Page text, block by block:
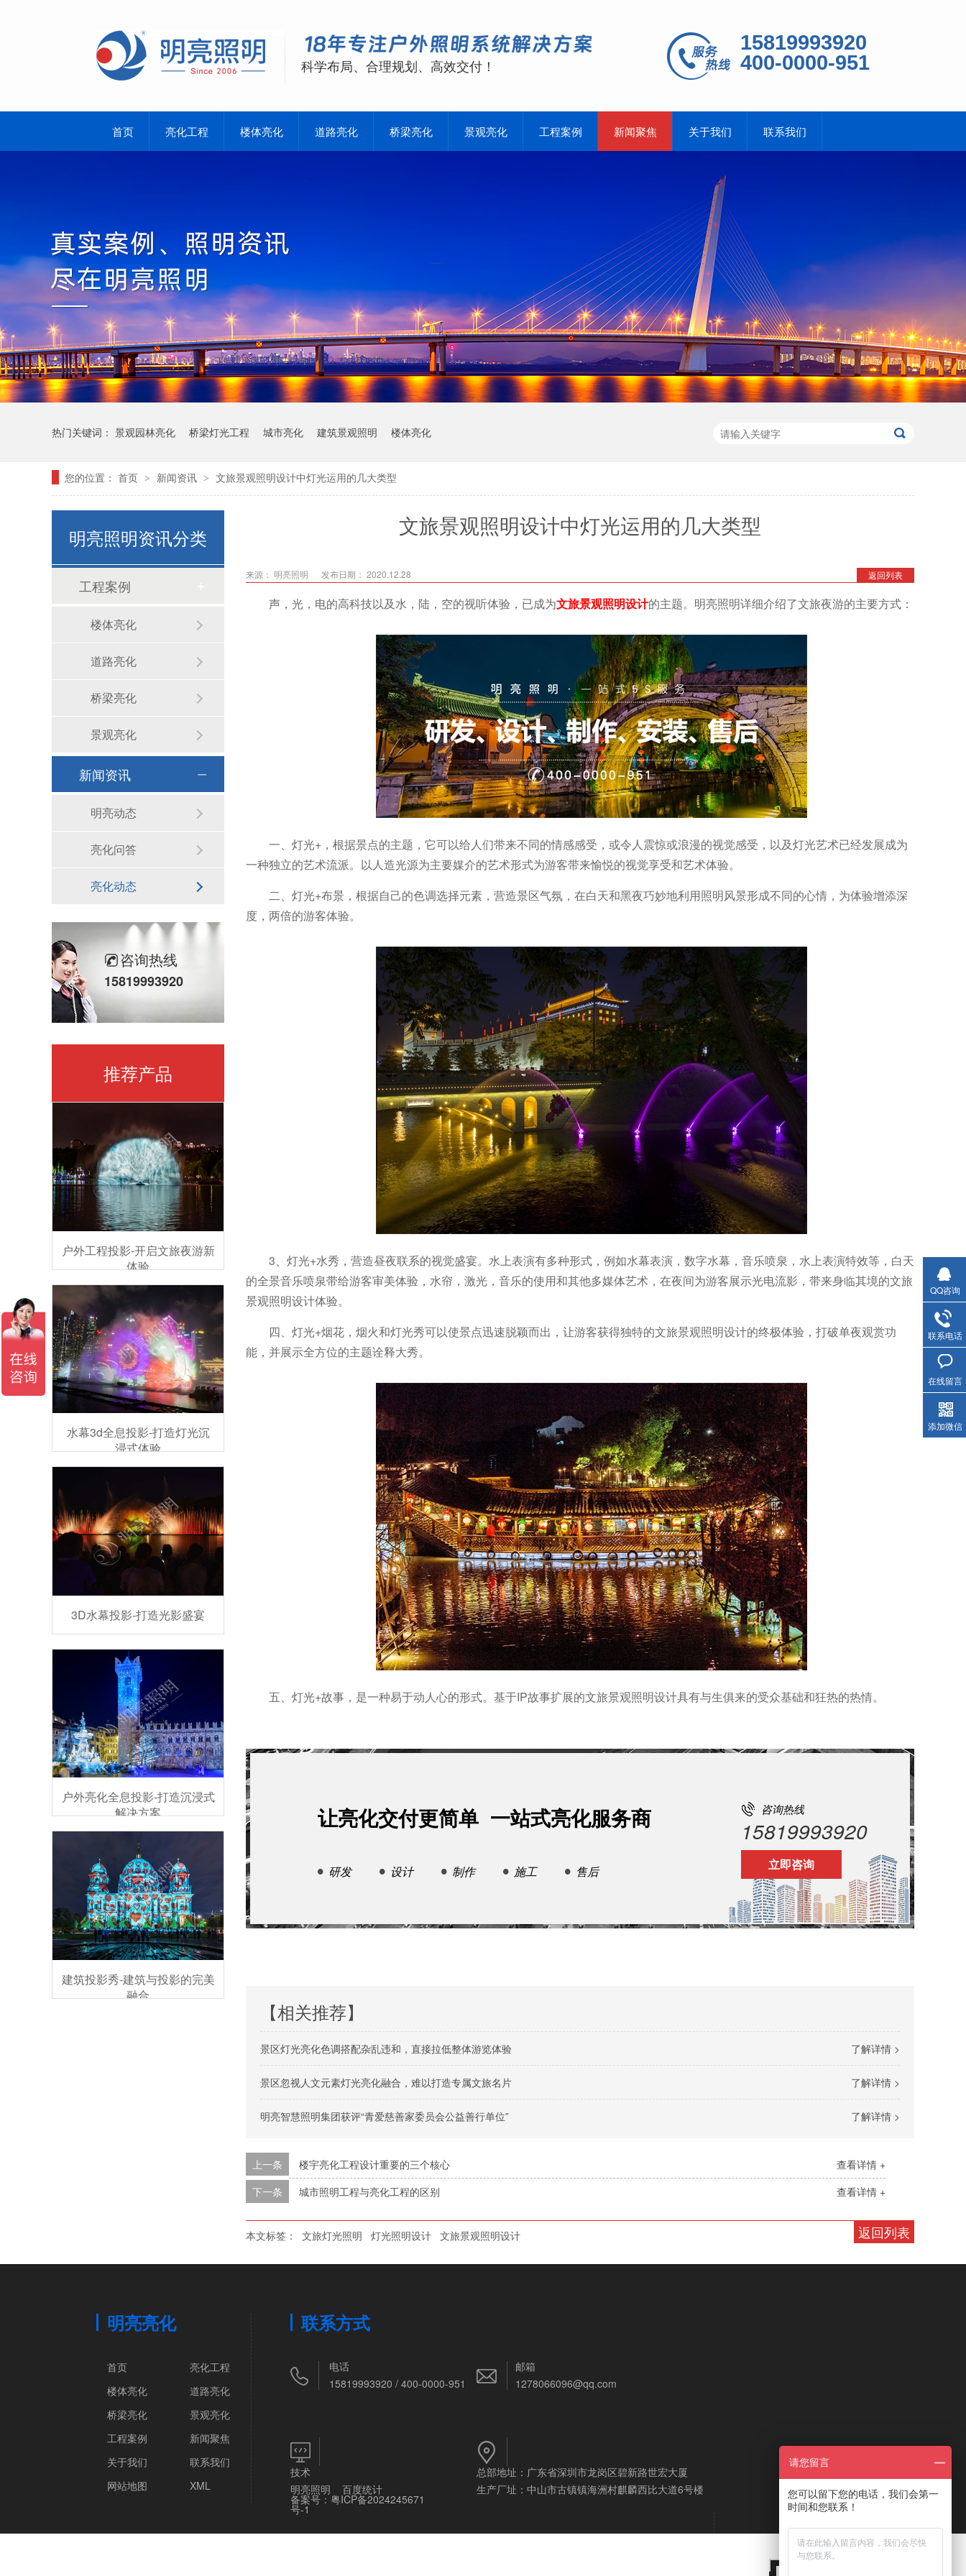
科学布局、合理规划、高效交付！
15819993920
400-0000-951
首页 亮化工程 楼体亮化 道路亮化 桥梁亮化 景观亮化 工程案例 新闻聚焦 关于我们 联系我们
热门关键词： 景观园林亮化 桥梁灯光工程 城市亮化 建筑景观照明 楼体亮化
您的位置： 首页 > 新闻资讯 > 文旅景观照明设计中灯光运用的几大类型
文旅景观照明设计中灯光运用的几大类型
返回列表
来源： 明亮照明 发布日期： 2020.12.28
声，光，电的高科技以及水，陆，空的视听体验，已成为文旅景观照明设计的主题。明亮照明详细介绍了文旅夜游的主要方式：
一、灯光+，根据景点的主题，它可以给人们带来不同的情感感受，或令人震惊或浪漫的视觉感受，以及灯光艺术已经发展成为
一种独立的艺术流派。以人造光源为主要媒介的艺术形式为游客带来愉悦的视觉享受和艺术体验。
二、灯光+布景，根据自己的色调选择元素，营造景区气氛，在白天和黑夜巧妙地利用照明风景形成不同的心情，为体验增添深
度，两倍的游客体验。
3、灯光+水秀，营造昼夜联系的视觉盛宴。水上表演有多种形式，例如水幕表演，数字水幕，音乐喷泉，水上表演特效等，白天
的全景音乐喷泉带给游客审美体验，水帘，激光，音乐的使用和其他多媒体艺术，在夜间为游客展示光电流影，带来身临其境的文旅
景观照明设计体验。
四、灯光+烟花，烟火和灯光秀可以使景点迅速脱颖而出，让游客获得独特的文旅景观照明设计的终极体验，打破单夜观赏功
能，并展示全方位的主题诠释大秀。
五、灯光+故事，是一种易于动人心的形式。基于IP故事扩展的文旅景观照明设计具有与生俱来的受众基础和狂热的热情。
让亮化交付更简单 一站式亮化服务商 咨询热线
15819993920
立即咨询
研发 设计 制作 施工 售后
【相关推荐】
了解详情 >
景区灯光亮化色调搭配杂乱违和，直接拉低整体游览体验
了解详情 >
景区忽视人文元素灯光亮化融合，难以打造专属文旅名片
了解详情 >
明亮智慧照明集团获评“青爱慈善家委员会公益善行单位”
查看详情 +
上一条
楼宇亮化工程设计重要的三个核心
查看详情 +
下一条 城市照明工程与亮化工程的区别
返回列表
本文标签： 文旅灯光照明 灯光照明设计 文旅景观照明设计
明亮照明资讯分类
工程案例
楼体亮化
道路亮化
桥梁亮化
景观亮化
新闻资讯
明亮动态
亮化问答
亮化动态
咨询热线
15819993920
推荐产品
户外工程投影-开启文旅夜游新
体验
水幕3d全息投影-打造灯光沉
浸式体验
3D水幕投影-打造光影盛宴
户外亮化全息投影-打造沉浸式
解决方案
建筑投影秀-建筑与投影的完美
融合
明亮亮化
首页
亮化工程
楼体亮化
道路亮化
桥梁亮化
景观亮化
工程案例
新闻聚焦
关于我们
联系我们
网站地图
XML
联系方式
电话
15819993920 / 400-0000-951
邮箱
1278066096@qq.com
技术
明亮照明
百度统计
备案号：粤ICP备2024245671
号-1
总部地址：广东省深圳市龙岗区碧新路世宏大厦
生产厂址：中山市古镇镇海洲村麒麟西比大道6号楼
QQ咨询
联系电话
在线留言
添加微信
请您留言
您可以留下您的电话，我们会第一
时间和您联系！